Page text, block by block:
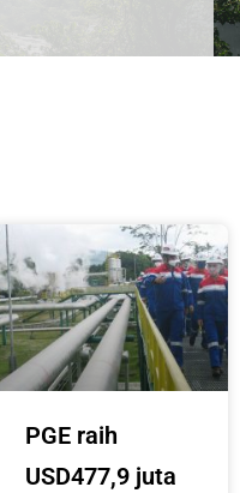
PGE raih
USD477,9 juta